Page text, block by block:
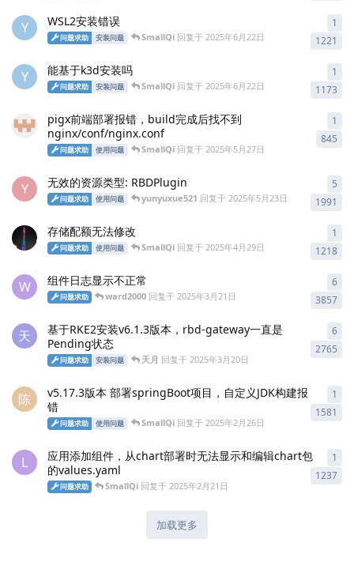
Y WSL2安装错误
问题求助 安装问题 SmallQi回复于 2025年6月22日 1221
1
Y 能基于k3d安装吗
问题求助 安装问题 SmallQi回复于 2025年6月22日 1173
1
pigx前端部署报错，build完成后找不到
nginx/conf/nginx.conf
问题求助 使用问题 SmallQi回复于 2025年5月27日
845
1
Y 无效的资源类型: RBDPlugin
问题求助 使用问题 yunyuxue521 回复于 2025年5月23日 1991
5
存储配额无法修改
问题求助 使用问题 SmallQi回复于 2025年4月29日 1218
1
W 组件日志显示不正常
问题求助 ward2000 回复于 2025年3月21日 3857
6
天
基于RKE2安装v6.1.3版本，rbd-gateway一直是
Pending状态
问题求助 安装问题 天月 回复于 2025年3月20日
2765
6
陈
v5.17.3版本 部署springBoot项目，自定义JDK构建报
错
问题求助 使用问题 SmallQi回复于 2025年2月26日
1581
1
L
应用添加组件，从chart部署时无法显示和编辑chart包
的values.yaml
问题求助 SmallQi 回复于 2025年2月21日
1237
1
加载更多